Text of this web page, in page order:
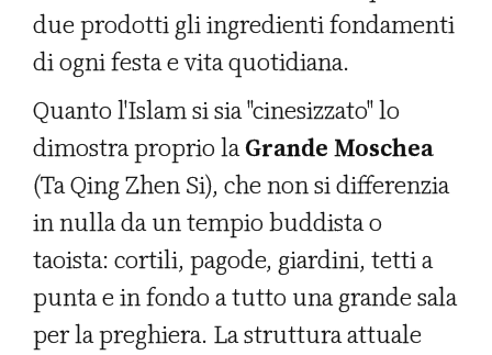
due prodotti gli ingredienti fondamenti
di ogni festa e vita quotidiana.
Quanto l'Islam si sia "cinesizzato" lo
dimostra proprio laGrande Moschea
(Ta Qing Zhen Si), che non si differenzia
in nulla da un tempio buddista o
taoista: cortili, pagode, giardini, tetti a
punta e in fondo a tutto una grande sala
per la preghiera. La struttura attuale